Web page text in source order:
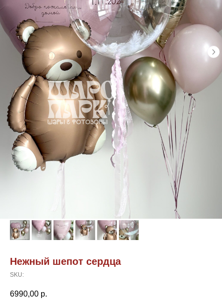
Нежный шепот сердца
SKU:
6990,00 р.